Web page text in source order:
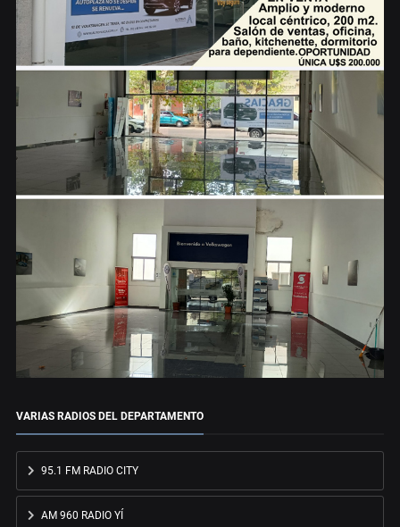
VARIAS RADIOS DEL DEPARTAMENTO
95.1 FM RADIO CITY
AM 960 RADIO YÍ